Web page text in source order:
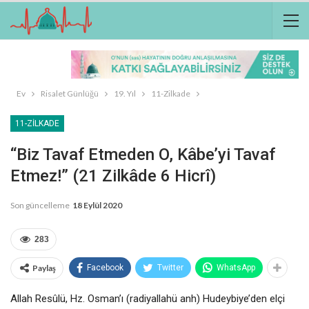
Ev Risalet Günlüğü 19. Yıl 11-Zilkade
11-ZILKADE
“Biz Tavaf Etmeden O, Kâbe’yi Tavaf
Etmez!” (21 Zilkâde 6 Hicrî)
Son güncelleme 18 Eylül 2020
283
Paylaş Facebook Twitter WhatsApp
Allah Resûlü, Hz. Osman’ı (radiyallahü anh) Hudeybiye’den elçi